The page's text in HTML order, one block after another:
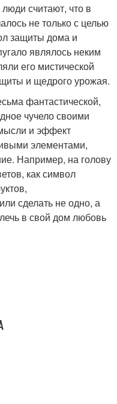
считают, что в
не только с целью
защиты дома и
являлось неким
его мистической
и щедрого урожая.
фантастической,
чучело своими
и эффект
элементами,
Например, на голову
как символ
сделать не одно, а
в свой дом любовь